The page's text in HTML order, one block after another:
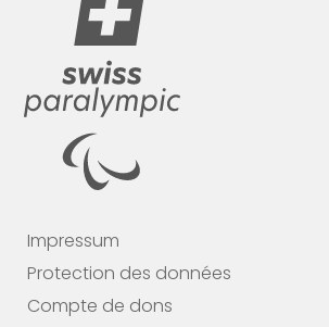
Impressum
Protection des données
Compte de dons